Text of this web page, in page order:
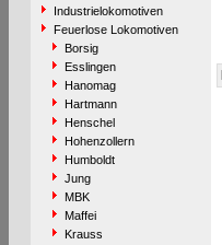
Industrielokomotiven
Feuerlose Lokomotiven
Borsig
Esslingen
Hanomag
Hartmann
Henschel
Hohenzollern
Humboldt
Jung
MBK
Maffei
Krauss